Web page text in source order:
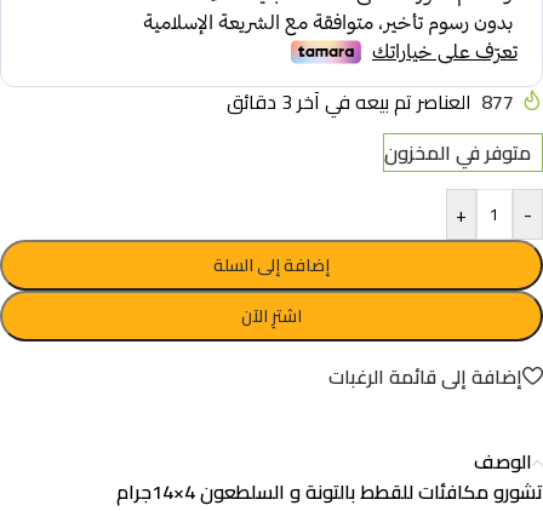
877 العناصر تم بيعه في آخر 3 دقائق
متوفر في المخزون
-
+
إضافة إلى السلة
اشترِ الآن
إضافة إلى قائمة الرغبات
الوصف
تشورو مكافئات للقطط بالتونة و السلطعون 4×14جرام